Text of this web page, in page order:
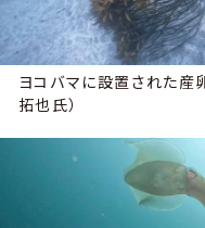
ヨコバマに設置された産
拓也氏）